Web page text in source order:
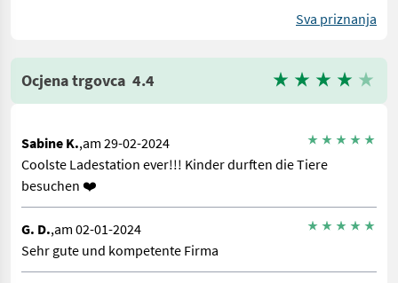
Sva priznanja
Ocjena trgovca 4.4
Sabine K.,am 29-02-2024
Coolste Ladestation ever!!! Kinder durften die Tiere
besuchen ❤️
G. D.,am 02-01-2024
Sehr gute und kompetente Firma